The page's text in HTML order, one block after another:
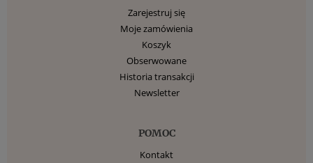
Zarejestruj się
Moje zamówienia
Koszyk
Obserwowane
Historia transakcji
Newsletter
POMOC
Kontakt